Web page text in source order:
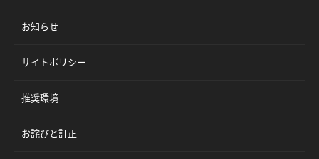
お知らせ
サイトポリシー
推奨環境
お詫びと訂正